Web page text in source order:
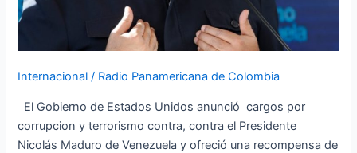
Internacional / Radio Panamericana de Colombia
El Gobierno de Estados Unidos anunció cargos por
corrupcion y terrorismo contra, contra el Presidente
Nicolás Maduro de Venezuela y ofreció una recompensa de